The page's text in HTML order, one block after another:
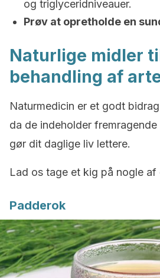
og triglyceridniveauer.
Prøv at opretholde en
Naturlige midler
behandling af
Naturmedicin er et godt
da de indeholder
gør dit daglige liv lettere.
Lad os tage et kig på nogle af
Padderok